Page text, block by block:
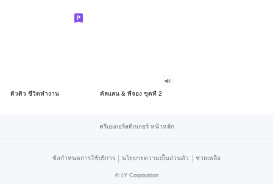
ดิวดิว ชีวิตทำงาน คัลแลน & พี่จอง ชุดที่ 2
ครีเอเตอร์สติกเกอร์ หน้าหลัก
ข้อกำหนดการใช้บริการ | นโยบายความเป็นส่วนตัว | ช่วยเหลือ
© LY Corporation